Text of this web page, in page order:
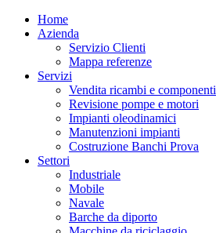
Home
Azienda
Servizio Clienti
Mappa referenze
Servizi
Vendita ricambi e componenti
Revisione pompe e motori
Impianti oleodinamici
Manutenzioni impianti
Costruzione Banchi Prova
Settori
Industriale
Mobile
Navale
Barche da diporto